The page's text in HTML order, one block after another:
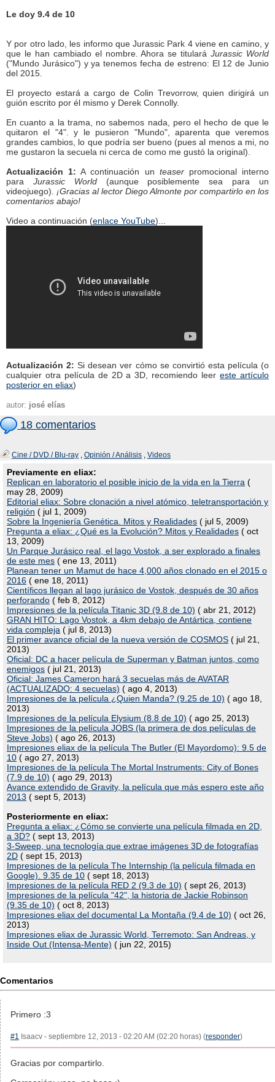
Le doy 9.4 de 10
Y por otro lado, les informo que Jurassic Park 4 viene en camino, y
que le han cambiado el nombre. Ahora se titularáJurassic World
("Mundo Jurásico") y ya tenemos fecha de estreno: El 12 de Junio
del 2015.
El proyecto estará a cargo de Colin Trevorrow, quien dirigirá un
guión escrito por él mismo y Derek Connolly.
En cuanto a la trama, no sabemos nada, pero el hecho de que le
quitaron el "4". y le pusieron "Mundo", aparenta que veremos
grandes cambios, lo que podría ser bueno (pues al menos a mi, no
me gustaron la secuela ni cerca de como me gustó la original).
Actualización 1: A continuación un teaserpromocional interno
para Jurassic World(aunque posiblemente sea para un
videojuego). ¡Gracias al lector Diego Almonte por compartirlo en los
comentarios abajo!
Video a continuación (enlace YouTube)...
Actualización 2: Si desean ver cómo se convirtió esta película (o
cualquier otra película de 2D a 3D, recomiendo leereste artículo
posterior en eliax)
autor: josé elías
18 comentarios
Cine / DVD / Blu-ray , Opinión / Análisis , Videos
Previamente en eliax:
Replican en laboratorio el posible inicio de la vida en la Tierra (
may 28, 2009)
Editorial eliax: Sobre clonación a nivel atómico, teletransportación y
religión ( jul 1, 2009)
Sobre la Ingeniería Genética. Mitos y Realidades ( jul 5, 2009)
Pregunta a eliax: ¿Qué es la Evolución? Mitos y Realidades ( oct
13, 2009)
Un Parque Jurásico real, el lago Vostok, a ser explorado a finales
de este mes ( ene 13, 2011)
Planean tener un Mamut de hace 4,000 años clonado en el 2015 o
2016 ( ene 18, 2011)
Científicos llegan al lago jurásico de Vostok, después de 30 años
perforando ( feb 8, 2012)
Impresiones de la película Titanic 3D (9.8 de 10) ( abr 21, 2012)
GRAN HITO: Lago Vostok, a 4km debajo de Antártica, contiene
vida compleja ( jul 8, 2013)
El primer avance oficial de la nueva versión de COSMOS ( jul 21,
2013)
Oficial: DC a hacer película de Superman y Batman juntos, como
enemigos ( jul 21, 2013)
Oficial: James Cameron hará 3 secuelas más de AVATAR
(ACTUALIZADO: 4 secuelas) ( ago 4, 2013)
Impresiones de la película ¿Quien Manda? (9.25 de 10) ( ago 18,
2013)
Impresiones de la película Elysium (8.8 de 10) ( ago 25, 2013)
Impresiones de la película JOBS (la primera de dos películas de
Steve Jobs) ( ago 26, 2013)
Impresiones eliax de la película The Butler (El Mayordomo): 9.5 de
10 ( ago 27, 2013)
Impresiones de la película The Mortal Instruments: City of Bones
(7.9 de 10) ( ago 29, 2013)
Avance extendido de Gravity, la película que más espero este año
2013 ( sept 5, 2013)
Posteriormente en eliax:
Pregunta a eliax: ¿Cómo se convierte una película filmada en 2D,
a 3D? ( sept 13, 2013)
3-Sweep, una tecnología que extrae imágenes 3D de fotografías
2D ( sept 15, 2013)
Impresiones de la película The Internship (la película filmada en
Google). 9.35 de 10 ( sept 18, 2013)
Impresiones de la película RED 2 (9.3 de 10) ( sept 26, 2013)
Impresiones de la película "42", la historia de Jackie Robinson
(9.35 de 10) ( oct 8, 2013)
Impresiones eliax del documental La Montaña (9.4 de 10) ( oct 26,
2013)
Impresiones eliax de Jurassic World, Terremoto: San Andreas, y
Inside Out (Intensa-Mente) ( jun 22, 2015)
Comentarios
Primero :3
#1 Isaacv - septiembre 12, 2013 - 02:20 AM (02:20 horas) (responder)
Gracias por compartirlo.